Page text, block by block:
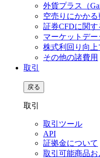
外貨プラス（
空売りにかかる
証券CFDに関
マーケットデ
株式利回り向上
その他の諸費用
取引
戻る
取引
取引ツール
API
証拠金について
取引可能商品